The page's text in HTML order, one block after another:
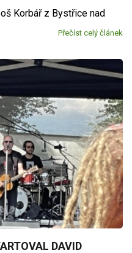
Korbář z Bystřice nad
Přečíst celý článek
DAVID